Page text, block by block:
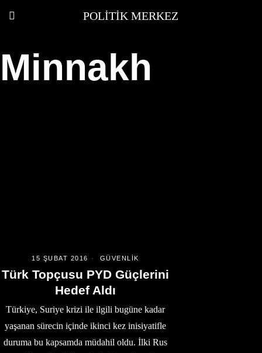
POLITIK MERKEZ
Minnakh
15 ŞUBAT 2016 GÜVENLIK
Türk Topçusu PYD Güçlerini
Hedef Aldı
Türkiye, Suriye krizi ile ilgili bugüne kadar
yaşanan sürecin içinde ikinci kez inisiyatifle
duruma bu kapsamda müdahil oldu. İlki Rus